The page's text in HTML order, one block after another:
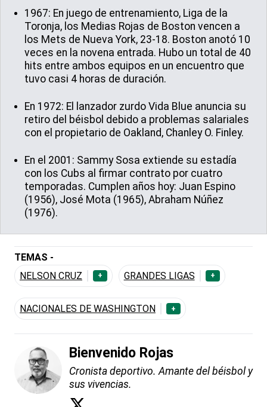
1967: En juego de entrenamiento, Liga de la
Toronja, los Medias Rojas de Boston vencen a
los Mets de Nueva York, 23-18. Boston anotó 10
veces en la novena entrada. Hubo un total de 40
hits entre ambos equipos en un encuentro que
tuvo casi 4 horas de duración.
En 1972: El lanzador zurdo Vida Blue anuncia su
retiro del béisbol debido a problemas salariales
con el propietario de Oakland, Chanley O. Finley.
En el 2001: Sammy Sosa extiende su estadía
con los Cubs al firmar contrato por cuatro
temporadas. Cumplen años hoy: Juan Espino
(1956), José Mota (1965), Abraham Núñez
(1976).
TEMAS -
NELSON CRUZ
+ GRANDES LIGAS +
NACIONALES DE WASHINGTON +
Bienvenido Rojas
Cronista deportivo. Amante del béisbol y
sus vivencias.